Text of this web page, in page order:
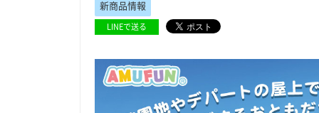
新商品情報
LINEで送る